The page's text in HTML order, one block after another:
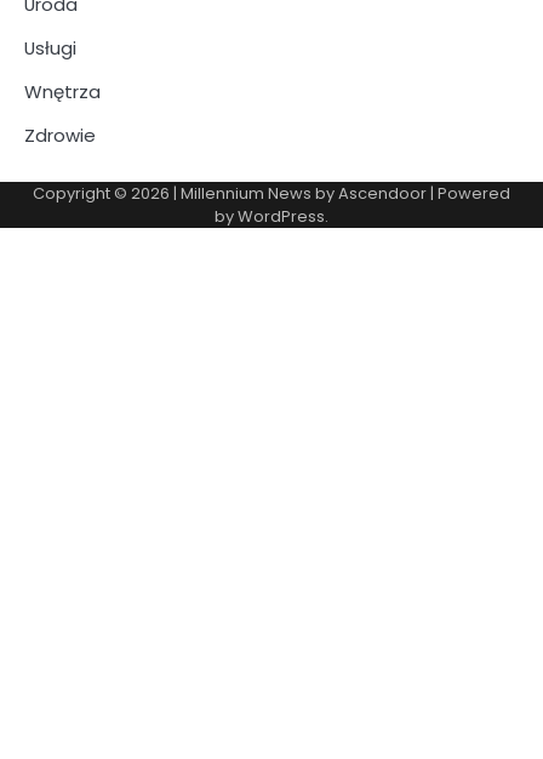
Usługi
Wnętrza
Zdrowie
Copyright © 2026 | Millennium News byAscendoor| Powered
byWordPress.